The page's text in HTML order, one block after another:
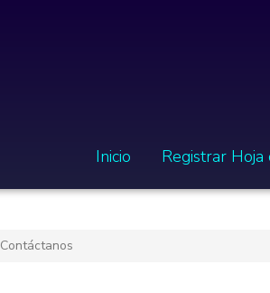
Inicio Registrar Hoja
Contáctanos